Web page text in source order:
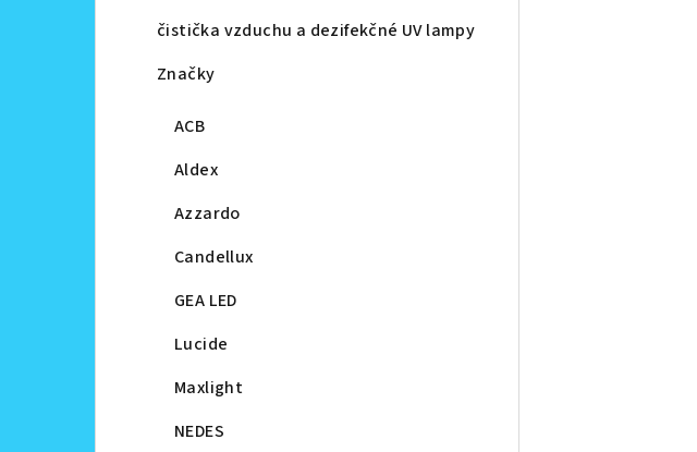
čistička vzduchu a dezifekčné UV lampy
Značky
ACB
Aldex
Azzardo
Candellux
GEA LED
Lucide
Maxlight
NEDES